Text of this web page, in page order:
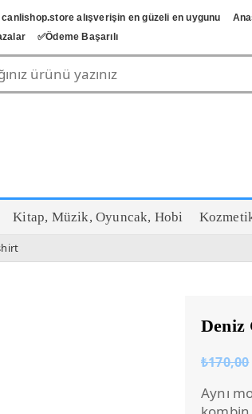
alışverişin en güzeli en uygunu
✅️Ödeme Başarılı
Kitap, Müzik, Oyuncak, Hobi
Deniz
₺170,00
Aynı